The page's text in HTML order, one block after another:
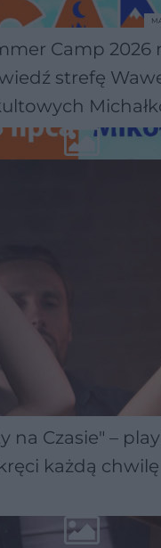
Camp 2026
strefę
na Czasie" –
każdą chwilę